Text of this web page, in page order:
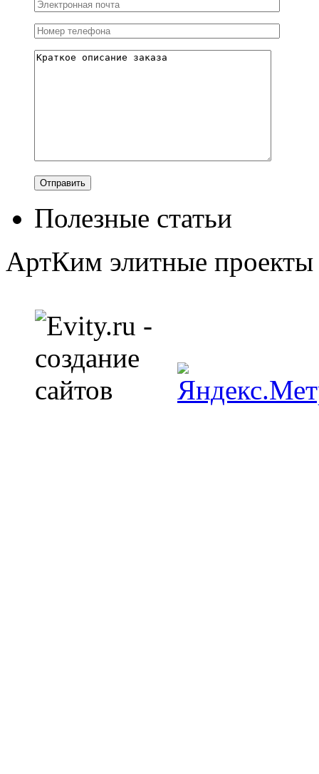
Полезные статьи
АртКим элитные